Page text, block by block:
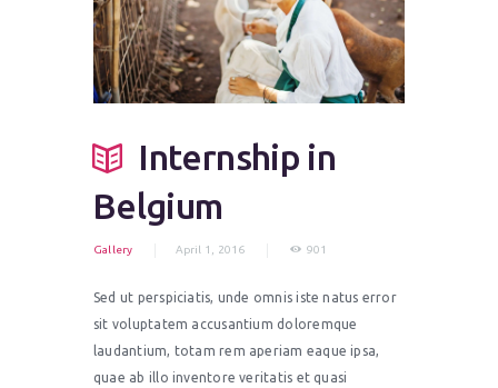
Internship in
Belgium
Gallery April 1, 2016 901
Sed ut perspiciatis, unde omnis iste natus error
sit voluptatem accusantium doloremque
laudantium, totam rem aperiam eaque ipsa,
quae ab illo inventore veritatis et quasi